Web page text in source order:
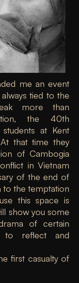
me an event
tied to the
more than
the 40th
at Kent
that time they
of Cambogia
in Vietnam
of the end of
to the temptation
this space is
show you some
of certain
to reflect and
first casualty of